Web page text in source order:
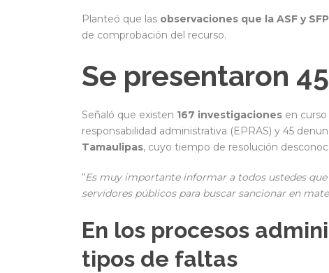
Planteó que las observaciones que la ASF y SFP
de comprobación del recurso.
Se presentaron
Señaló que existen 167 investigaciones en
responsabilidad administrativa (EPRAS) y 45
Tamaulipas, cuyo tiempo de resolución
“Es muy importante informar a todos ustedes
servidores públicos para buscar sancionar en
En los procesos
tipos de faltas